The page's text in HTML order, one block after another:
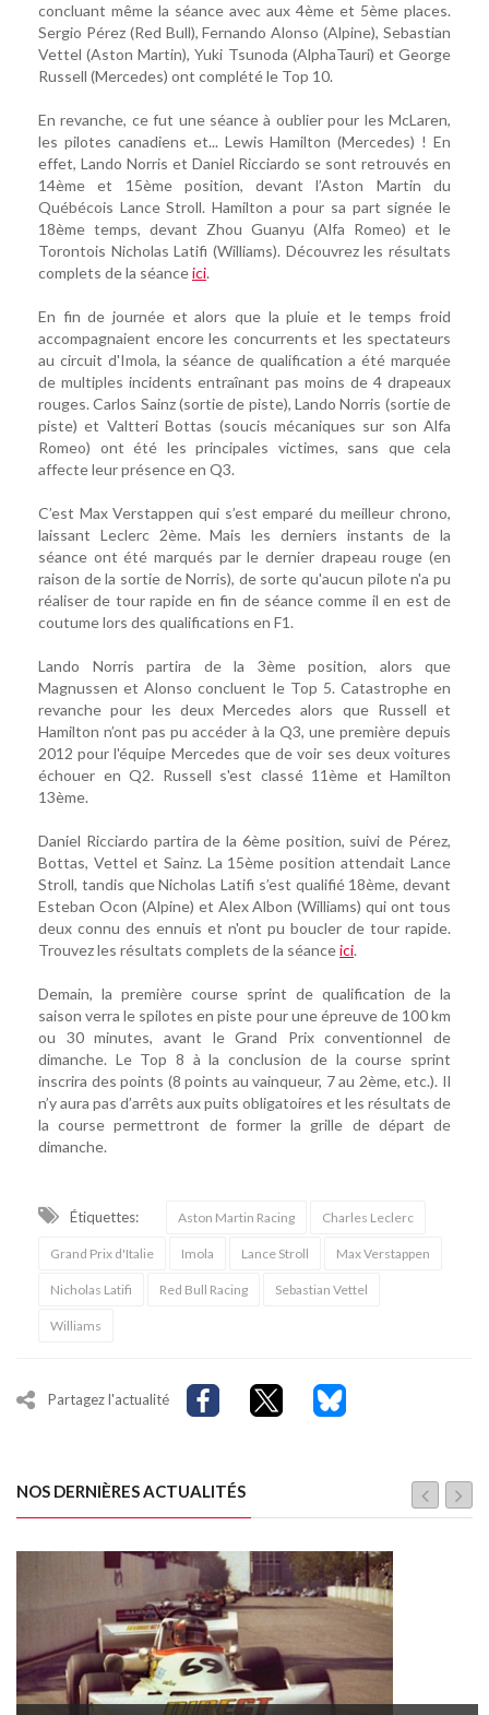
concluant même la séance avec aux 4ème et 5ème places.
Sergio Pérez (Red Bull), Fernando Alonso (Alpine), Sebastian
Vettel (Aston Martin), Yuki Tsunoda (AlphaTauri) et George
Russell (Mercedes) ont complété le Top 10.
En revanche, ce fut une séance à oublier pour les McLaren,
les pilotes canadiens et... Lewis Hamilton (Mercedes) ! En
effet, Lando Norris et Daniel Ricciardo se sont retrouvés en
14ème et 15ème position, devant l’Aston Martin du
Québécois Lance Stroll. Hamilton a pour sa part signée le
18ème temps, devant Zhou Guanyu (Alfa Romeo) et le
Torontois Nicholas Latifi (Williams). Découvrez les résultats
complets de la séanceici.
En fin de journée et alors que la pluie et le temps froid
accompagnaient encore les concurrents et les spectateurs
au circuit d'Imola, la séance de qualification a été marquée
de multiples incidents entraînant pas moins de 4 drapeaux
rouges. Carlos Sainz (sortie de piste), Lando Norris (sortie de
piste) et Valtteri Bottas (soucis mécaniques sur son Alfa
Romeo) ont été les principales victimes, sans que cela
affecte leur présence en Q3.
C’est Max Verstappen qui s’est emparé du meilleur chrono,
laissant Leclerc 2ème. Mais les derniers instants de la
séance ont été marqués par le dernier drapeau rouge (en
raison de la sortie de Norris), de sorte qu'aucun pilote n'a pu
réaliser de tour rapide en fin de séance comme il en est de
coutume lors des qualifications en F1.
Lando Norris partira de la 3ème position, alors que
Magnussen et Alonso concluent le Top 5. Catastrophe en
revanche pour les deux Mercedes alors que Russell et
Hamilton n’ont pas pu accéder à la Q3, une première depuis
2012 pour l'équipe Mercedes que de voir ses deux voitures
échouer en Q2. Russell s'est classé 11ème et Hamilton
13ème.
Daniel Ricciardo partira de la 6ème position, suivi de Pérez,
Bottas, Vettel et Sainz. La 15ème position attendait Lance
Stroll, tandis que Nicholas Latifi s’est qualifié 18ème, devant
Esteban Ocon (Alpine) et Alex Albon (Williams) qui ont tous
deux connu des ennuis et n'ont pu boucler de tour rapide.
Trouvez les résultats complets de la séanceici.
Demain, la première course sprint de qualification de la
saison verra le spilotes en piste pour une épreuve de 100 km
ou 30 minutes, avant le Grand Prix conventionnel de
dimanche. Le Top 8 à la conclusion de la course sprint
inscrira des points (8 points au vainqueur, 7 au 2ème, etc.). Il
n’y aura pas d’arrêts aux puits obligatoires et les résultats de
la course permettront de former la grille de départ de
dimanche.
Étiquettes: Aston Martin Racing Charles Leclerc
Grand Prix d'Italie Imola Lance Stroll Max Verstappen
Nicholas Latifi Red Bull Racing Sebastian Vettel
Williams
Partagez l'actualité
NOS DERNIÈRES ACTUALITÉS